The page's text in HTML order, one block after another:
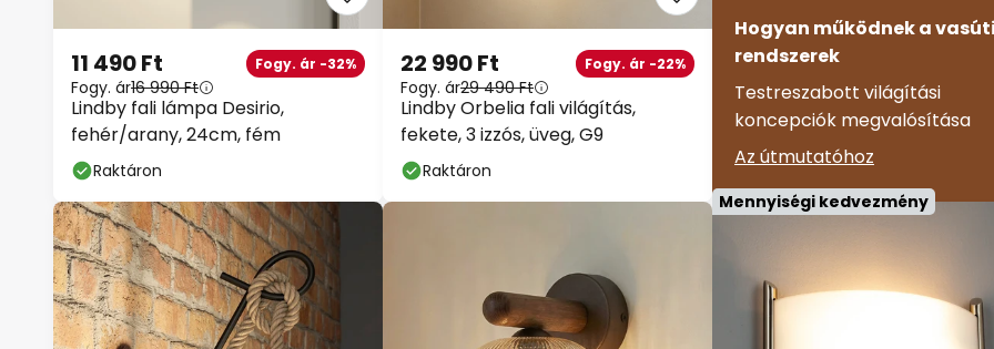
Lindby fali lámpa Desirio,
fehér/arany, 24cm, fém
11 490 Ft Fogy. ár -32%
Fogy. ár16 990 Ft
Lindby Orbelia fali világítás,
fekete, 3 izzós, üveg, G9
22 990 Ft Fogy. ár -22%
Fogy. ár29 490 Ft
Hogyan működnek a vasúti
rendszerek
Testreszabott világítási
koncepciók megvalósítása
Az útmutatóhoz
Mennyiségi kedvezmény